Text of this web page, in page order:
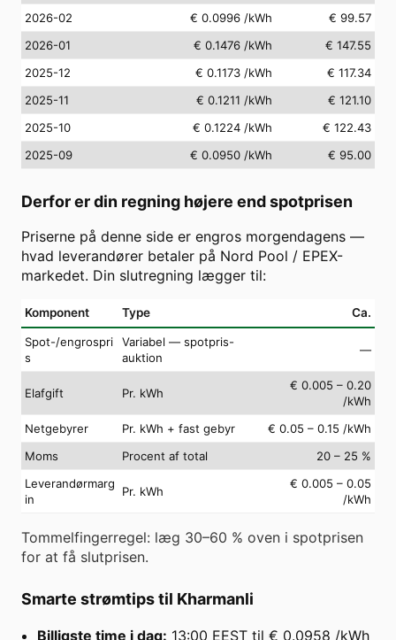
2026-02
€ 0.0996 /kWh
€ 99.57
2026-01
€ 0.1476 /kWh
€ 147.55
2025-12
€ 0.1173 /kWh
€ 117.34
2025-11
€ 0.1211 /kWh
€ 121.10
2025-10
€ 0.1224 /kWh
€ 122.43
2025-09
€ 0.0950 /kWh € 95.00
Derfor er din regning højere end spotprisen
Priserne på denne side er engros morgendagens —
hvad leverandører betaler på Nord Pool / EPEX-
markedet. Din slutregning lægger til:
Komponent Type Ca.
Spot-/engrospri
s
Variabel — spotpris-
auktion
—
Elafgift Pr. kWh
€ 0.005 – 0.20
/kWh
Netgebyrer
Pr. kWh + fast gebyr
€ 0.05 – 0.15 /kWh
Moms
Procent af total
20 – 25 %
Leverandørmarg
in
Pr. kWh
€ 0.005 – 0.05
/kWh
Tommelfingerregel: læg 30–60 % oven i spotprisen
for at få slutprisen.
Smarte strømtips til Kharmanli
Billigste time i dag: 13:00 EEST til € 0.0958 /kWh